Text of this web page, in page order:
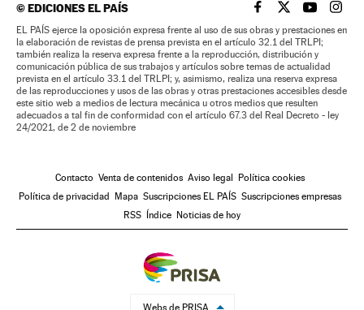
©EDICIONES EL PAÍS EL PAÍS BRASIL EN
EL PAÍSEL PAÍS
EL
EL PAÍS ejerce la oposición expresa frente al uso de sus obras y prestaciones en
la elaboración de revistas de prensa prevista en el artículo 32.1 del TRLPI;
también realiza la reserva expresa frente a la reproducción, distribución y
comunicación pública de sus trabajos y artículos sobre temas de actualidad
prevista en el artículo 33.1 del TRLPI; y, asimismo, realiza una reserva expresa
de las reproducciones y usos de las obras y otras prestaciones accesibles desde
este sitio web a medios de lectura mecánica u otros medios que resulten
adecuados a tal fin de conformidad con el artículo 67.3 del Real Decreto - ley
24/2021, de 2 de noviembre
Contacto Venta de contenidos Aviso legal
Política cookies
Política de privacidad
Mapa Suscripciones EL PAÍS Suscripciones empresas
RSS
Índice Noticias de hoy